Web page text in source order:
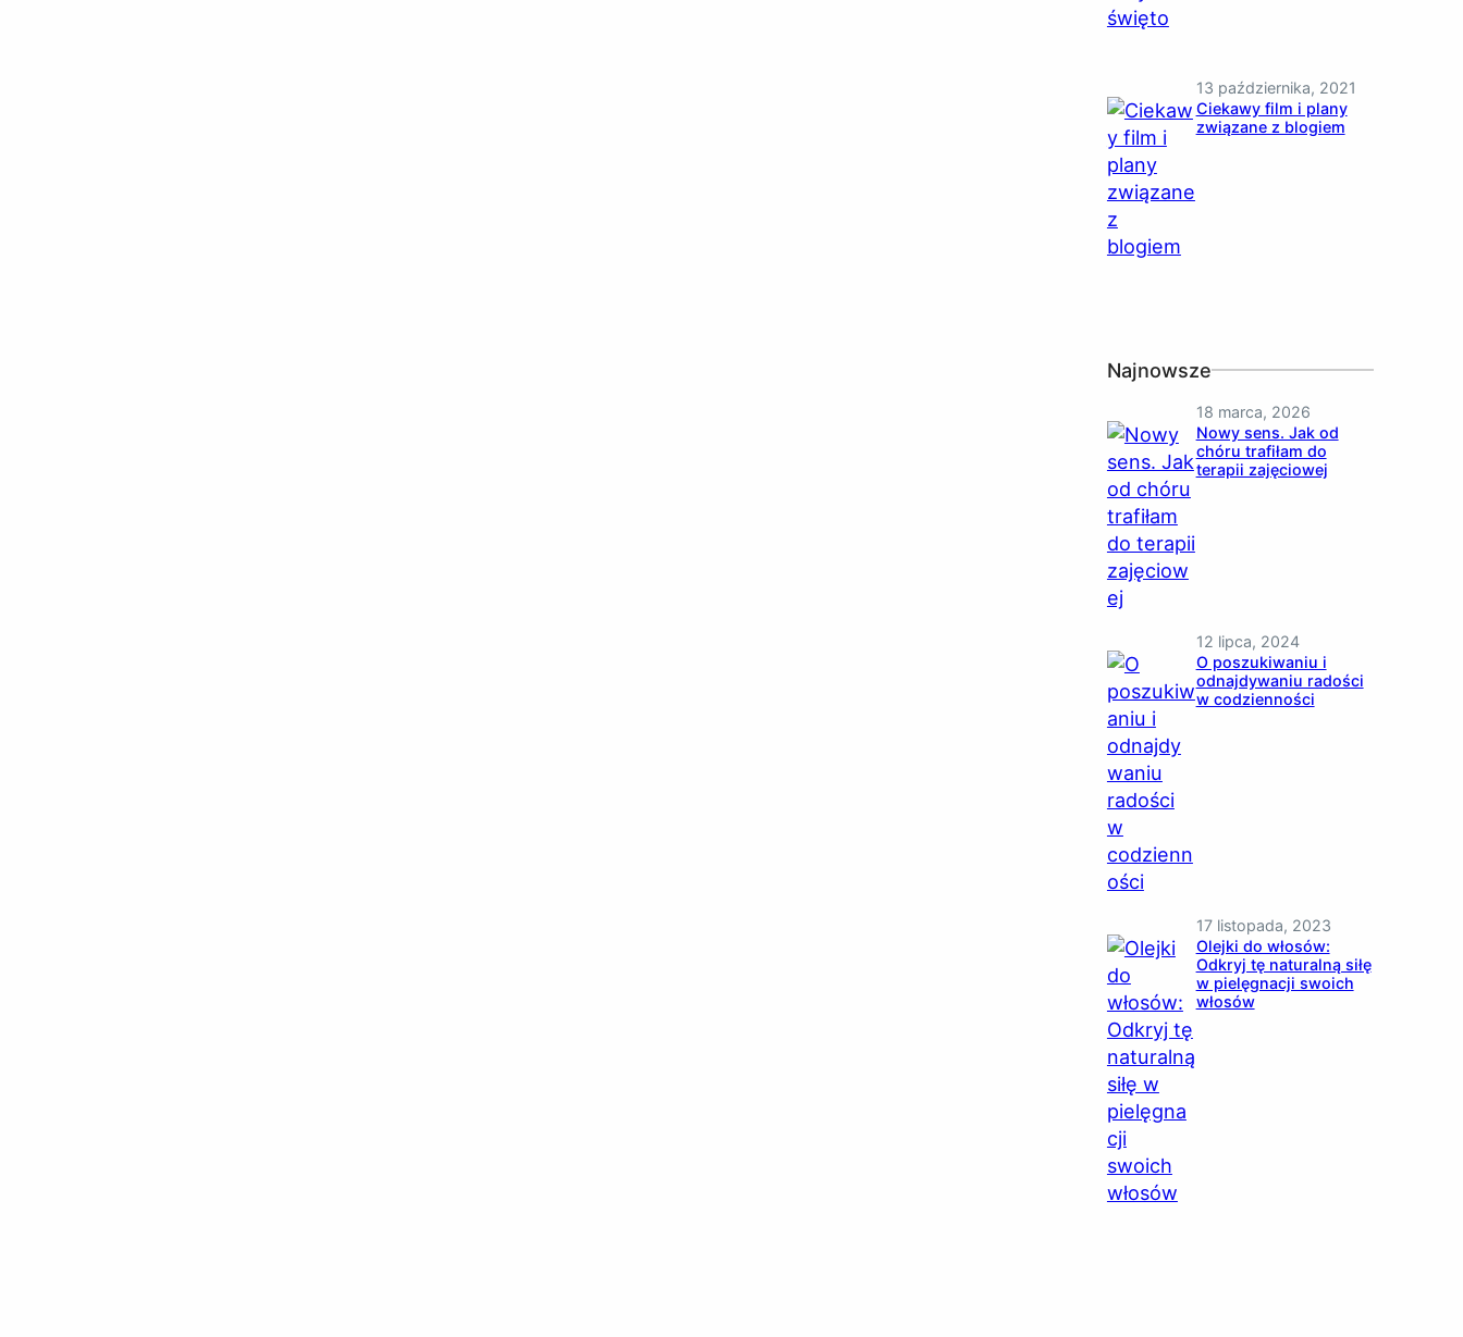
13 października, 2021
Ciekawy film i plany
związane z blogiem
Najnowsze
18 marca, 2026
Nowy sens. Jak od
chóru trafiłam do
terapii zajęciowej
12 lipca, 2024
O poszukiwaniu i
odnajdywaniu radości
w codzienności
17 listopada, 2023
Olejki do włosów:
Odkryj tę naturalną siłę
w pielęgnacji swoich
włosów